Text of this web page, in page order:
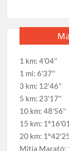
1 km: 4'04''
1 mi: 6'37''
3 km: 12'46''
5 km: 23'17''
10 km: 48'56''
15 km:
20 km:
Mitja Marató: